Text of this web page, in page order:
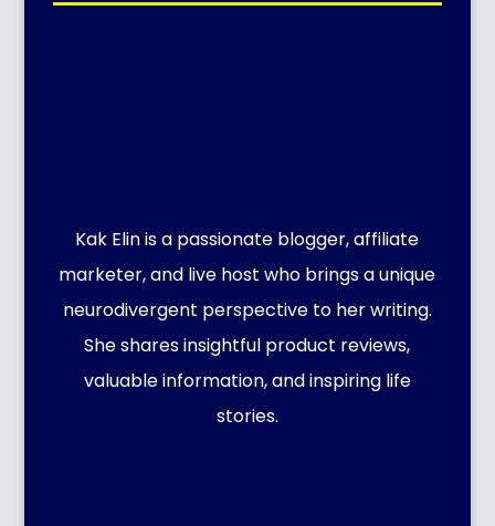
Kak Elin is a passionate blogger, affiliate
marketer, and live host who brings a unique
neurodivergent perspective to her writing.
She shares insightful product reviews,
valuable information, and inspiring life
stories.